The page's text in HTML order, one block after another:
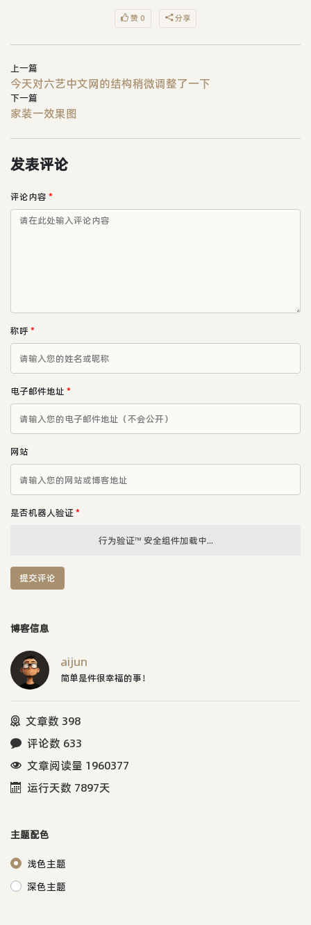
赞 0 分享
上一篇
今天对六艺中文网的结构稍微调整了一下
下一篇
家装一效果图
发表评论
评论内容 *
称呼*
电子邮件地址 *
网站
是否机器人验证 *
行为验证™ 安全组件加载中...
提交评论
博客信息
aijun
简单是件很幸福的事！
文章数 398
评论数 633
文章阅读量 1960377
运行天数 7897天
主题配色
浅色主题
深色主题